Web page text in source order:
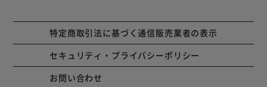
特定商取引法に基づく通信販売業者の表示
セキュリティ・プライバシーポリシー
お問い合わせ